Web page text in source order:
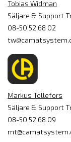
Tobias Widman
Säljare & Support
08-50 52 68 02
Markus Tollefors
Säljare & Support
08-50 52 68 09